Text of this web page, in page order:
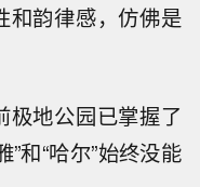
和韵律感，仿佛是
极地公园已掌握了
和“哈尔”始终没能